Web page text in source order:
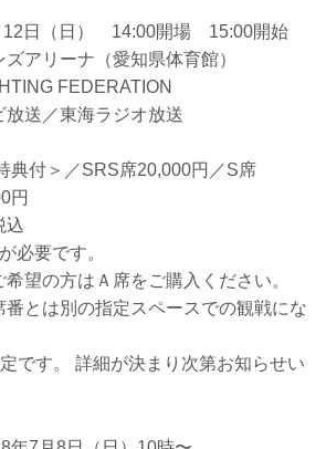
12日（日） 14:00開場 15:00開始
ズアリーナ（愛知県体育館）
FEDERATION
放送／東海ラジオ放送
典付＞／SRS席20,000円／S席
円
込
必要です。
望の方はＡ席をご購入ください。
番とは別の指定スペースでの観戦にな
です。 詳細が決まり次第お知らせい